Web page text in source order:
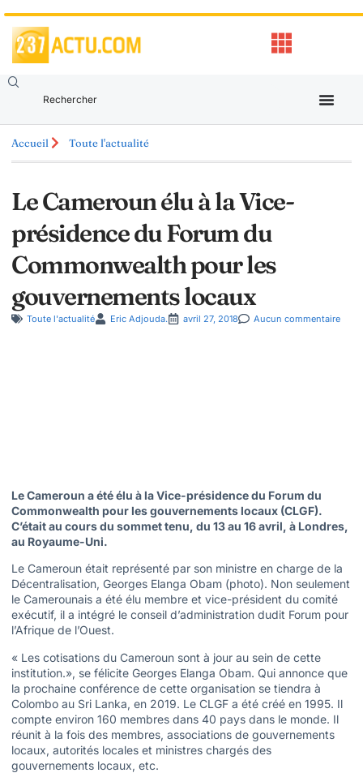
Accueil Toute l'actualité
Le Cameroun élu à la Vice-
présidence du Forum du
Commonwealth pour les
gouvernements locaux
Toute l'actualité Eric Adjouda. avril 27, 2018 Aucun commentaire
Le Cameroun a été élu à la Vice-présidence du Forum du
Commonwealth pour les gouvernements locaux (CLGF).
C’était au cours du sommet tenu, du 13 au 16 avril, à Londres,
au Royaume-Uni.
Le Cameroun était représenté par son ministre en charge de la
Décentralisation, Georges Elanga Obam (photo). Non seulement
le Camerounais a été élu membre et vice-président du comité
exécutif, il a intégré le conseil d’administration dudit Forum pour
l’Afrique de l’Ouest.
« Les cotisations du Cameroun sont à jour au sein de cette
institution.», se félicite Georges Elanga Obam. Qui annonce que
la prochaine conférence de cette organisation se tiendra à
Colombo au Sri Lanka, en 2019. Le CLGF a été créé en 1995. Il
compte environ 160 membres dans 40 pays dans le monde. Il
réunit à la fois des membres, associations de gouvernements
locaux, autorités locales et ministres chargés des
gouvernements locaux, etc.